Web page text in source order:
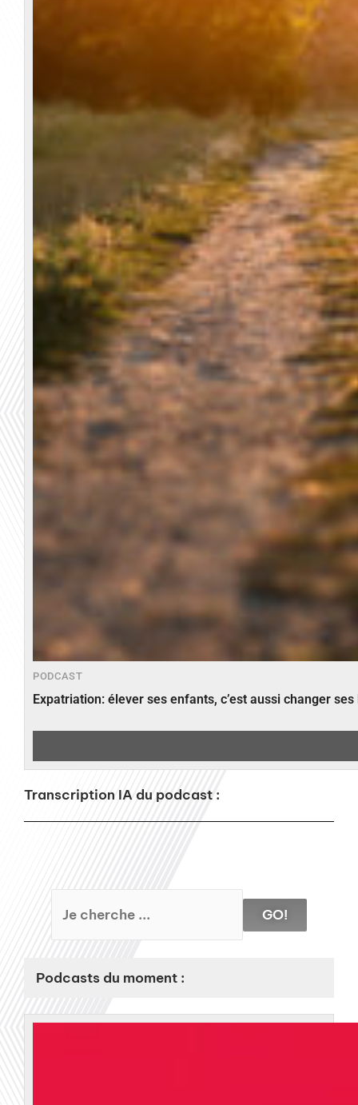
PODCAST
Expatriation: élever ses enfants, c’est aussi changer
Transcription IA du podcast :
GO!
Podcasts du moment :